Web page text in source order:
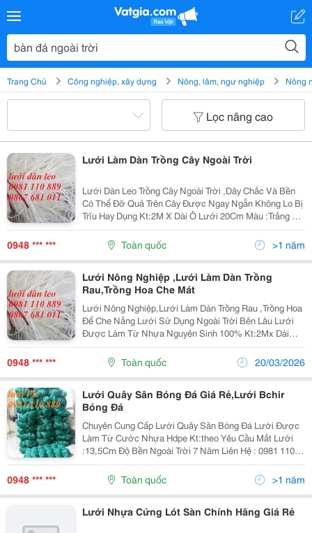
Trang Chủ Công nghiệp, xây dựng Nông, lâm, ngư nghiệp Nông
Lọc nâng cao
Lưới Làm Dàn Trồng Cây Ngoài Trời
Lưới Dàn Leo Trồng Cây Ngoài Trời ,Dây Chắc Và Bền
Có Thể Đỡ Quả Trên Cây Được Ngay Ngẵn Không Lo Bị
Trĩu Hay Dụng Kt:2M X Dài Ô Lưới 20Cm Màu :Trắng Độ
Bền Ngoài Trời Là 7 Năm Liên Hệ : 0981 110 889 -0867
681 011
0948 *** *** Toàn quốc >1 năm
Lưới Nông Nghiệp ,Lưới Làm Dàn Trồng
Rau,Trồng Hoa Che Mát
Lưới Nông Nghiệp,Lưới Làm Dàn Trồng Rau ,Trồng Hoa
Để Che Nắng Lưới Sử Dụng Ngoài Trời Bên Lâu Lưới
Được Làm Từ Nhựa Nguyên Sinh 100% Kt:2Mx Dài
Mắt Lưới 20Cm (Có Thể Làm Theo Yêu Cầu ) Độ Bền
Ngoài Trời 7 Năm Liên Hệ : 0981 110 889
0948 *** *** Toàn quốc 20/03/2026
Lưới Quây Sân Bóng Đá Giá Rẻ,Lưới Bchir
Bóng Đá
Chuyên Cung Cấp Lưới Quây Sân Bóng Đá Lưới Được
Làm Từ Cước Nhựa Hdpe Kt:theo Yêu Cầu Mắt Lưới
:13,5Cm Độ Bền Ngoài Trời 7 Năm Liên Hệ : 0981 110
889 -0948 801 011
0948 *** *** Toàn quốc >1 năm
Lưới Nhựa Cứng Lót Sàn Chính Hãng Giá Rẻ